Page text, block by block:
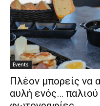
Events
Πλέον μπορείς να
αυλή ενός…